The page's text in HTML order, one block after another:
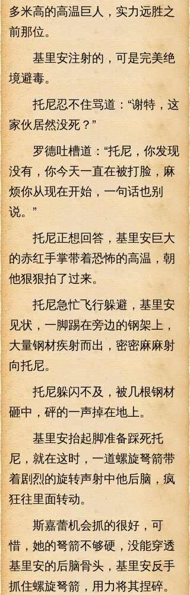
多米高的高温巨人，实力远胜之
前那位。
基里安注射的，可是完美绝
境避毒。
托尼忍不住骂道：“谢特，这
家伙居然没死？”
罗德吐槽道：“托尼，你发现
没有，你今天一直在被打脸，麻
烦你从现在开始，一句话也别
说。”
托尼正想回答，基里安巨大
的赤红手掌带着恐怖的高温，朝
他狠狠拍了过来。
托尼急忙飞行躲避，基里安
见状，一脚踢在旁边的钢架上，
大量钢材疾射而出，密密麻麻射
向托尼。
托尼躲闪不及，被几根钢材
砸中，砰的一声掉在地上。
基里安抬起脚准备踩死托
尼，就在这时，一道螺旋弩箭带
着剧烈的旋转声射中他后脑，疯
狂往里面转动。
斯嘉蕾机会抓的很好，可
惜，她的弩箭不够硬，没能穿透
基里安的后脑骨头，基里安反手
抓住螺旋弩箭，用力将其捏碎。